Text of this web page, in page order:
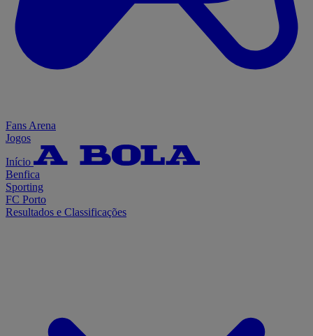
Fans Arena
Jogos
Início
Benfica
Sporting
FC Porto
Resultados e Classificações